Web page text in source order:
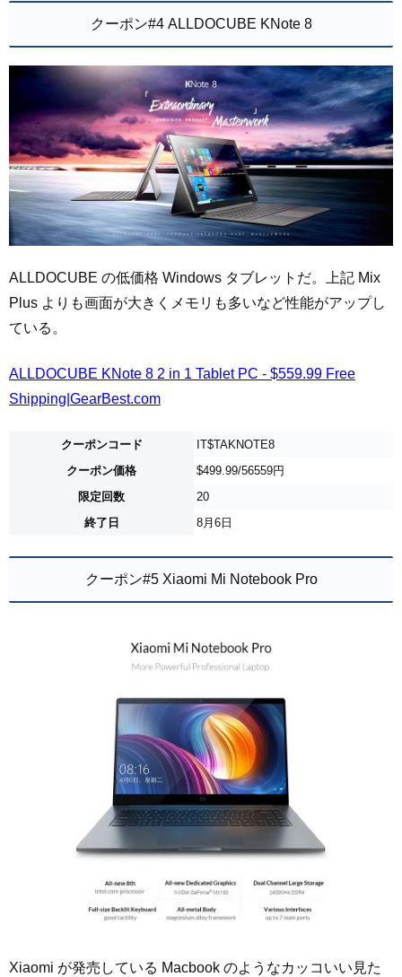
クーポン#4 ALLDOCUBE KNote 8
ALLDOCUBE の低価格 Windows タブレットだ。上記 Mix
Plus よりも画面が大きくメモリも多いなど性能がアップし
ている。
ALLDOCUBE KNote 8 2 in 1 Tablet PC - $559.99 Free
Shipping|GearBest.com
クーポンコード
IT$TAKNOTE8
クーポン価格
$499.99/56559円
限定回数
20
終了日
8月6日
クーポン#5 Xiaomi Mi Notebook Pro
Xiaomi が発売している Macbook のようなカッコいい見た